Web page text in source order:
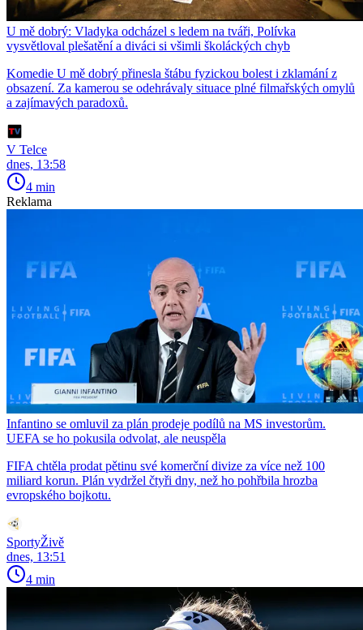
U mě dobrý: Vladyka odcházel s ledem na tváři, Polívka
vysvětloval plešatění a diváci si všimli školáckých chyb
Komedie U mě dobrý přinesla štábu fyzickou bolest i zklamání z
obsazení. Za kamerou se odehrávaly situace plné filmařských omylů
a zajímavých paradoxů.
V Telce
dnes, 13:58
4 min
Reklama
Infantino se omluvil za plán prodeje podílů na MS investorům.
UEFA se ho pokusila odvolat, ale neuspěla
FIFA chtěla prodat pětinu své komerční divize za více než 100
miliard korun. Plán vydržel čtyři dny, než ho pohřbila hrozba
evropského bojkotu.
SportyŽivě
dnes, 13:51
4 min